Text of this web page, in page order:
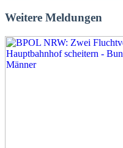
Weitere Meldungen